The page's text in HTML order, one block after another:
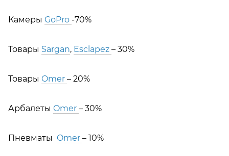
Камеры GoPro -70%
Товары Sargan, Esclapez – 30%
Товары Omer – 20%
Арбалеты Omer – 30%
Пневматы Omer – 10%